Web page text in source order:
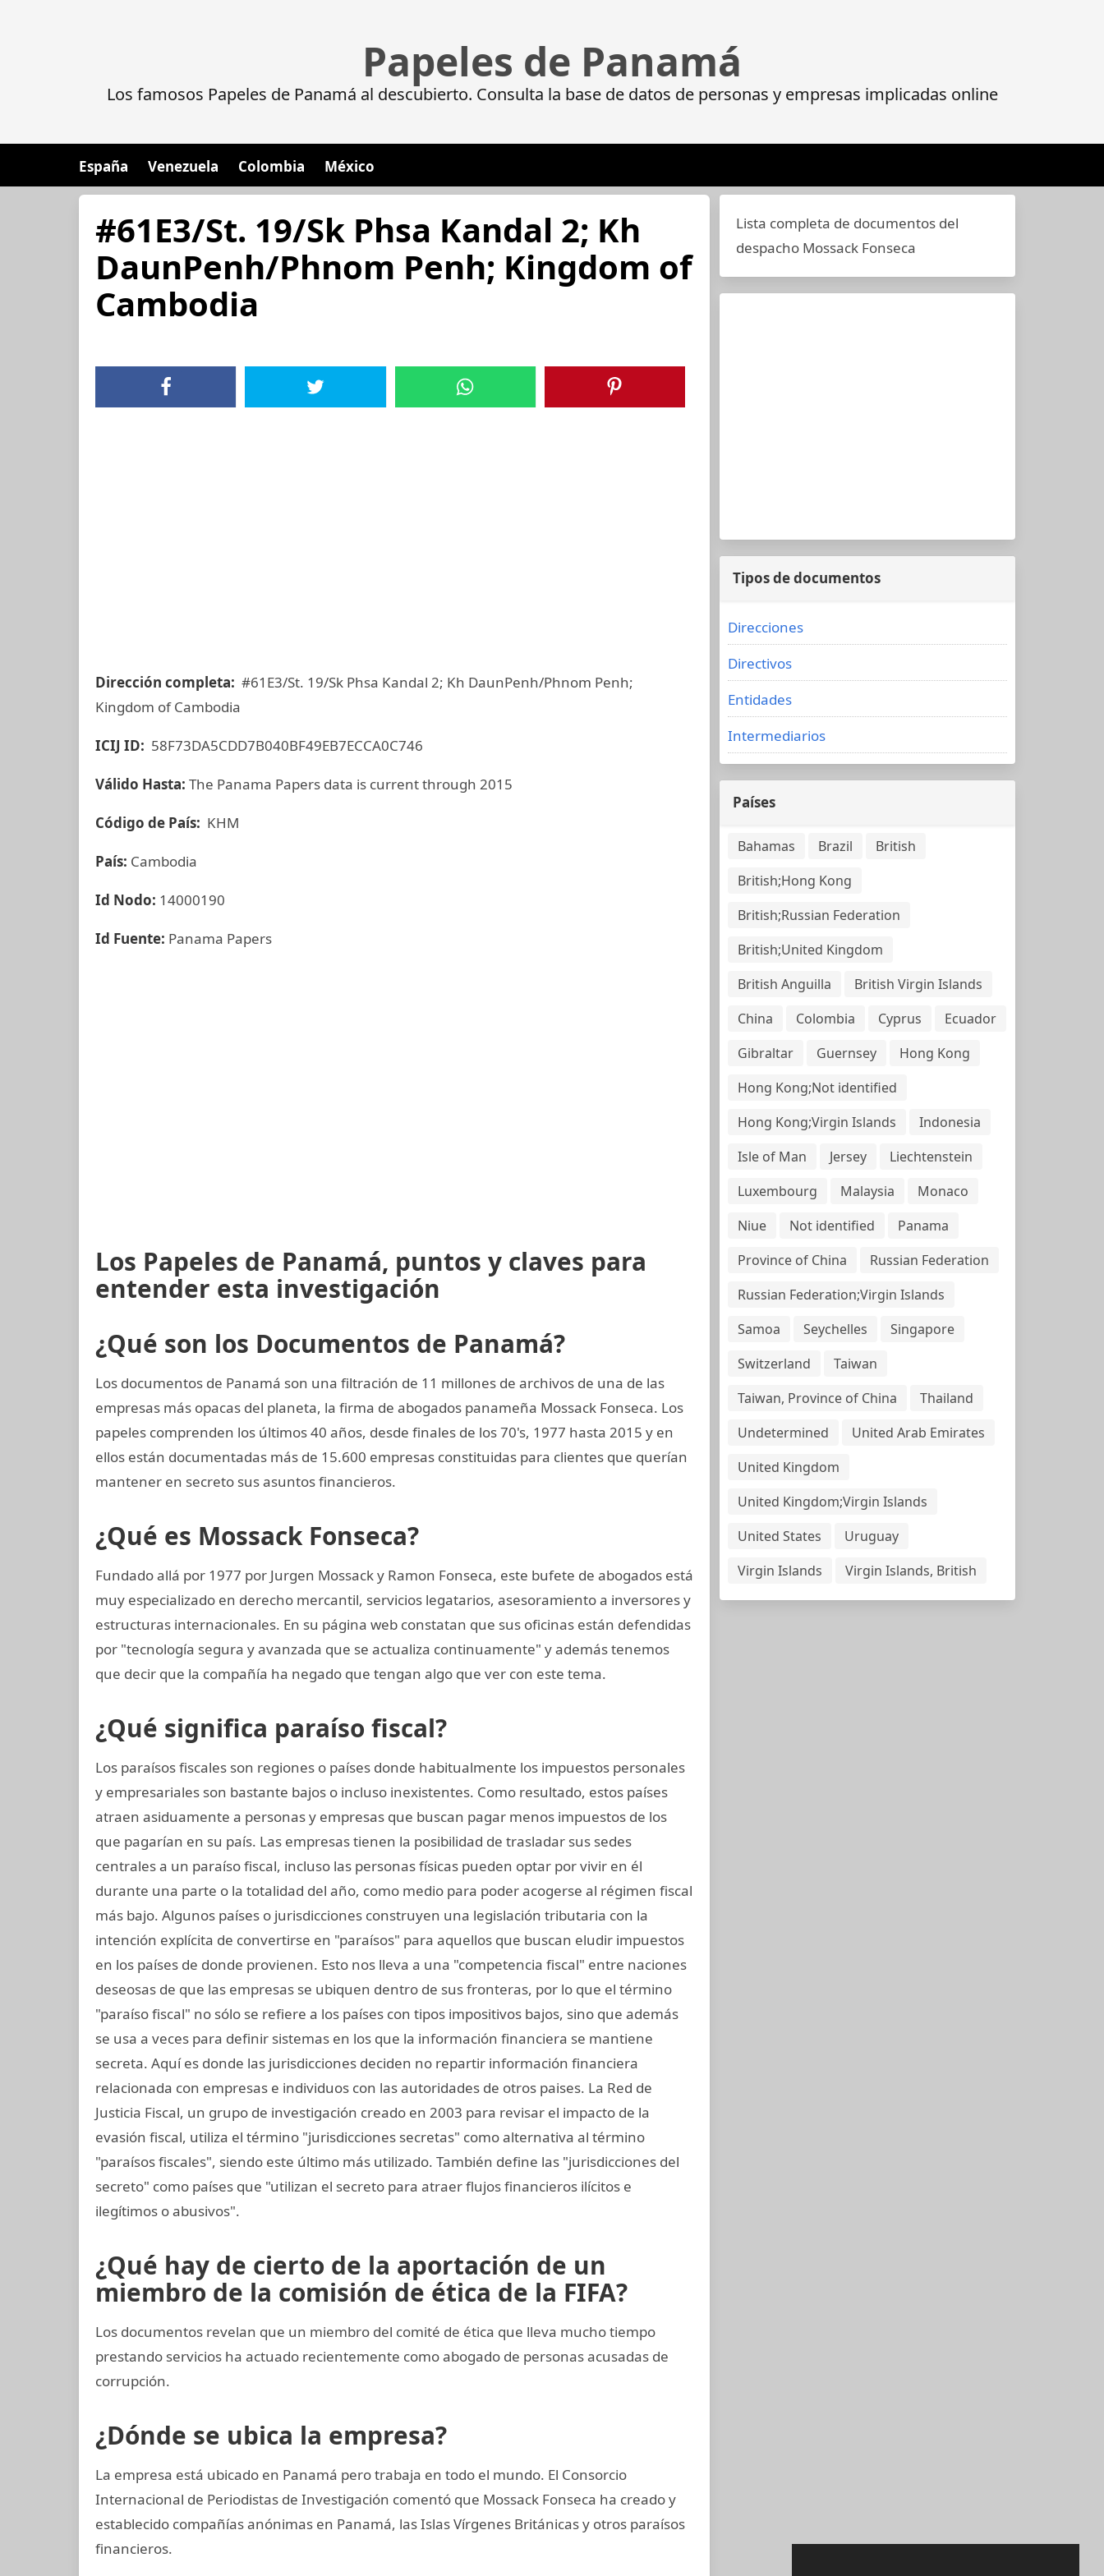
Papeles de Panamá
Los famosos Papeles de Panamá al descubierto. Consulta la base de datos de personas y empresas implicadas online
España Venezuela Colombia México
#61E3/St. 19/Sk Phsa Kandal 2; Kh
DaunPenh/Phnom Penh; Kingdom of
Cambodia
Dirección completa: #61E3/St. 19/Sk Phsa Kandal 2; Kh DaunPenh/Phnom Penh;
Kingdom of Cambodia
ICIJ ID: 58F73DA5CDD7B040BF49EB7ECCA0C746
Válido Hasta: The Panama Papers data is current through 2015
Código de País: KHM
País: Cambodia
Id Nodo: 14000190
Id Fuente: Panama Papers
Los Papeles de Panamá, puntos y claves para
entender esta investigación
¿Qué son los Documentos de Panamá?
Los documentos de Panamá son una filtración de 11 millones de archivos de una de las
empresas más opacas del planeta, la firma de abogados panameña Mossack Fonseca. Los
papeles comprenden los últimos 40 años, desde finales de los 70's, 1977 hasta 2015 y en
ellos están documentadas más de 15.600 empresas constituidas para clientes que querían
mantener en secreto sus asuntos financieros.
¿Qué es Mossack Fonseca?
Fundado allá por 1977 por Jurgen Mossack y Ramon Fonseca, este bufete de abogados está
muy especializado en derecho mercantil, servicios legatarios, asesoramiento a inversores y
estructuras internacionales. En su página web constatan que sus oficinas están defendidas
por "tecnología segura y avanzada que se actualiza continuamente" y además tenemos
que decir que la compañía ha negado que tengan algo que ver con este tema.
¿Qué significa paraíso fiscal?
Los paraísos fiscales son regiones o países donde habitualmente los impuestos personales
y empresariales son bastante bajos o incluso inexistentes. Como resultado, estos países
atraen asiduamente a personas y empresas que buscan pagar menos impuestos de los
que pagarían en su país. Las empresas tienen la posibilidad de trasladar sus sedes
centrales a un paraíso fiscal, incluso las personas físicas pueden optar por vivir en él
durante una parte o la totalidad del año, como medio para poder acogerse al régimen fiscal
más bajo. Algunos países o jurisdicciones construyen una legislación tributaria con la
intención explícita de convertirse en "paraísos" para aquellos que buscan eludir impuestos
en los países de donde provienen. Esto nos lleva a una "competencia fiscal" entre naciones
deseosas de que las empresas se ubiquen dentro de sus fronteras, por lo que el término
"paraíso fiscal" no sólo se refiere a los países con tipos impositivos bajos, sino que además
se usa a veces para definir sistemas en los que la información financiera se mantiene
secreta. Aquí es donde las jurisdicciones deciden no repartir información financiera
relacionada con empresas e individuos con las autoridades de otros paises. La Red de
Justicia Fiscal, un grupo de investigación creado en 2003 para revisar el impacto de la
evasión fiscal, utiliza el término "jurisdicciones secretas" como alternativa al término
"paraísos fiscales", siendo este último más utilizado. También define las "jurisdicciones del
secreto" como países que "utilizan el secreto para atraer flujos financieros ilícitos e
ilegítimos o abusivos".
¿Qué hay de cierto de la aportación de un
miembro de la comisión de ética de la FIFA?
Los documentos revelan que un miembro del comité de ética que lleva mucho tiempo
prestando servicios ha actuado recientemente como abogado de personas acusadas de
corrupción.
¿Dónde se ubica la empresa?
La empresa está ubicado en Panamá pero trabaja en todo el mundo. El Consorcio
Internacional de Periodistas de Investigación comentó que Mossack Fonseca ha creado y
establecido compañías anónimas en Panamá, las Islas Vírgenes Británicas y otros paraísos
financieros.
Lista completa de documentos del
despacho Mossack Fonseca
Tipos de documentos
Direcciones
Directivos
Entidades
Intermediarios
Países
Bahamas Brazil
British
British;Hong Kong
British;Russian Federation
British;United Kingdom
British Anguilla
British Virgin Islands
China
Colombia Cyprus
Ecuador
Gibraltar
Guernsey
Hong Kong
Hong Kong;Not identified
Hong Kong;Virgin Islands
Indonesia
Isle of Man
Jersey
Liechtenstein
Luxembourg
Malaysia
Monaco
Niue
Not identified
Panama
Province of China
Russian Federation
Russian Federation;Virgin Islands
Samoa
Seychelles
Singapore
Switzerland
Taiwan
Taiwan, Province of China
Thailand
Undetermined
United Arab Emirates
United Kingdom
United Kingdom;Virgin Islands
United States
Uruguay
Virgin Islands
Virgin Islands, British